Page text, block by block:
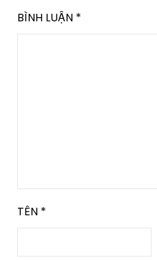
BÌNH LUẬN *
TÊN *